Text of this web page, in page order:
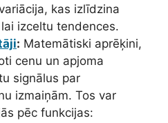
kas izlīdzina
izceltu tendences.
: Matemātiski aprēķini,
cenu un apjoma
signālus par
izmaiņām. Tos var
pēc funkcijas: